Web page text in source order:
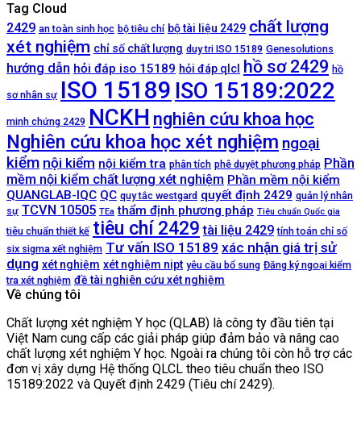
Tag Cloud
2429 an toàn sinh học bộ tiêu chí bộ tài liệu 2429 chất lượng
xét nghiệm chỉ số chất lượng duy tri ISO 15189 Genesolutions
hướng dẫn hỏi đáp iso 15189 hỏi đáp qlcl hồ sơ 2429 hồ
sơ nhân sự ISO 15189 ISO 15189:2022
minh chứng 2429 NCKH nghiên cứu khoa học
Nghiên cứu khoa học xét nghiệm ngoại
kiểm nội kiểm nội kiểm tra phân tích phê duyệt phương pháp Phần
mềm nội kiểm chất lượng xét nghiệm Phần mềm nội kiểm
QUANGLAB-IQC QC quy tắc westgard quyết định 2429 quản lý nhân
sự TCVN 10505 TEa thẩm định phương pháp Tiêu chuẩn Quốc gia
tiêu chuẩn thiết kế tiêu chí 2429 tài liệu 2429 tính toán chỉ số
six sigma xết nghiệm Tư vấn ISO 15189 xác nhận giá trị sử
dụng xét nghiệm xét nghiệm nipt yêu cầu bổ sung Đăng ký ngoại kiểm
tra xét nghiệm đề tài nghiên cứu xét nghiệm
Về chúng tôi
Chất lượng xét nghiệm Y học (QLAB) là công ty đầu tiên tại
Việt Nam cung cấp các giải pháp giúp đảm bảo và nâng cao
chất lượng xét nghiệm Y học. Ngoài ra chúng tôi còn hỗ trợ các
đơn vị xây dựng Hệ thống QLCL theo tiêu chuẩn theo ISO
15189:2022 và Quyết định 2429 (Tiêu chí 2429).